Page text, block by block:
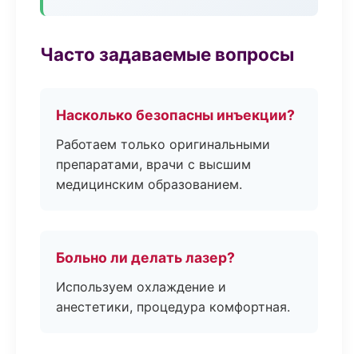
Часто задаваемые вопросы
Насколько безопасны инъекции?
Работаем только оригинальными
препаратами, врачи с высшим
медицинским образованием.
Больно ли делать лазер?
Используем охлаждение и
анестетики, процедура комфортная.